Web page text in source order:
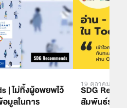
| ไม่ทิ้งผู้อพยพไว้
อมูลในการ
19 ตุลาคม 2021
SDG
สัมพันธ์ระหว่